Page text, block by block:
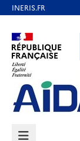
contenu
principal
Aller au
Aller au pied
MENU